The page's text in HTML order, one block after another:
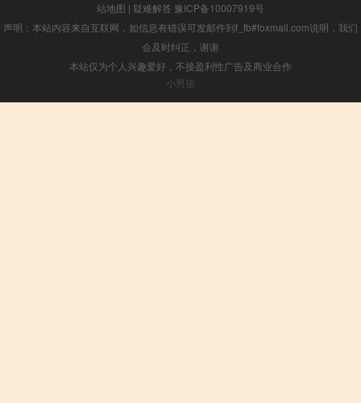
站地图 | 疑难解答 豫ICP备10007919号
声明：本站内容来自互联网，如信息有错误可发邮件到f_fb#foxmail.com说明，我们
会及时纠正，谢谢
本站仅为个人兴趣爱好，不接盈利性广告及商业合作
小男孩